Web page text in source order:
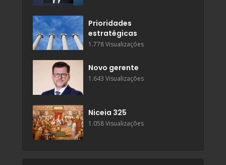
Prioridades
estratégicas
1.778 Visualizações
Novo gerente
1.643 Visualizações
Niceia 325
1.058 Visualizações